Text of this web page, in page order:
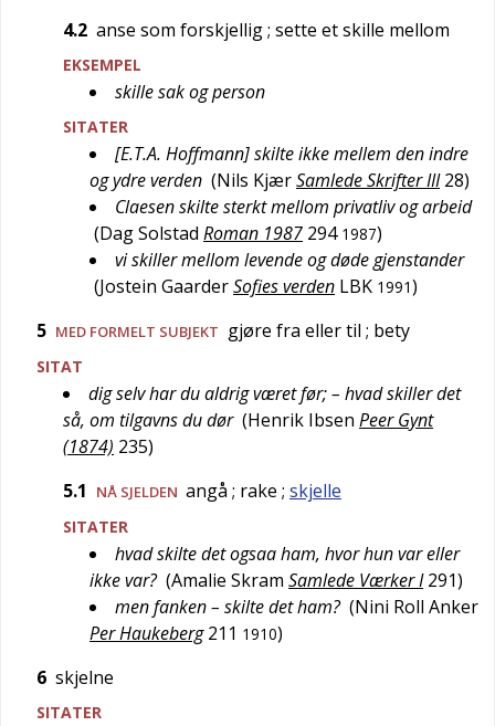
4.2 anse som forskjellig; sette et skille mellom
EKSEMPEL
skille sak og person
SITATER
[E.T.A. Hoffmann] skilte ikke mellem den indre
og ydre verden (Nils KjærSamlede Skrifter III 28)
Claesen skilte sterkt mellom privatliv og arbeid
(Dag Solstad Roman 1987 294 1987)
vi skiller mellom levende og døde gjenstander
(Jostein GaarderSofies verden LBK 1991)
5 MED FORMELT SUBJEKT gjøre fra eller til ; bety
SITAT
dig selv har du aldrig været før; – hvad skiller det
så, om tilgavns du dør (Henrik Ibsen Peer Gynt
(1874) 235)
5.1
NÅ SJELDEN angå ; rake ; skjelle
SITATER
hvad skilte det ogsaa ham, hvor hun var eller
ikke var? (Amalie Skram Samlede Værker I 291)
men fanken – skilte det ham? (Nini Roll Anker
Per Haukeberg 211 1910)
6 skjelne
SITATER